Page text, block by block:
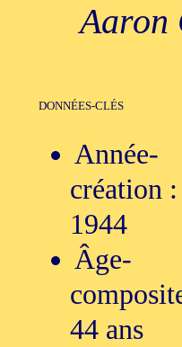
Aaron
DONNÉES-CLÉS
Année-
création :
1944
Âge-
44 ans